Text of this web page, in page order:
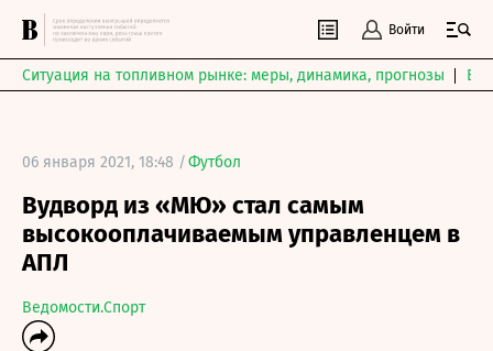
Войти
Ситуация на топливном рынке: меры, динамика, прогнозы
06 января 2021, 18:48 /Футбол
Вудворд из «МЮ» стал самым
высокооплачиваемым управленцем в
АПЛ
Ведомости.Спорт